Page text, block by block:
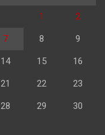
1 2
7 8 9
14 15 16
21 22 23
28 29 30